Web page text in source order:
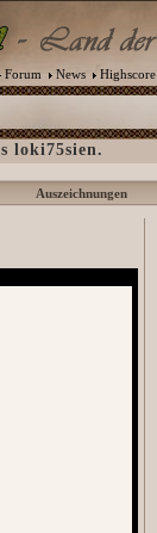
Forum News Highscore
loki75sien.
Auszeichnungen